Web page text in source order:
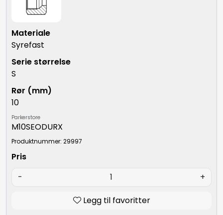
Syrefast
S
10
Parkerstore
M10SEODURX
Produktnummer: 29997
- +
Legg til favoritter